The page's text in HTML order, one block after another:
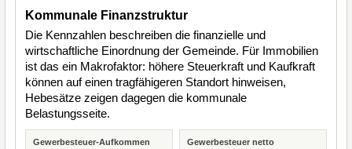
Kommunale Finanzstruktur
Die Kennzahlen beschreiben die finanzielle und
wirtschaftliche Einordnung der Gemeinde. Für Immobilien
ist das ein Makrofaktor: höhere Steuerkraft und Kaufkraft
können auf einen tragfähigeren Standort hinweisen,
Hebesätze zeigen dagegen die kommunale
Belastungsseite.
Gewerbesteuer-Aufkommen Gewerbesteuer netto